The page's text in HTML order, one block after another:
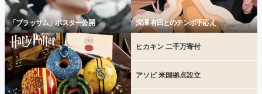
「ブラッサム」ポスター公開 深澤 有田とのテンポ手応え
ヒカキン 二千万寄付
アソビ 米国拠点設立